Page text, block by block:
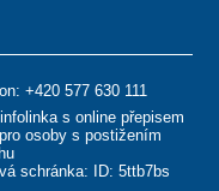
+420 577 630 111
infolinka s online přepisem
osoby s postižením
schránka: ID: 5ttb7bs